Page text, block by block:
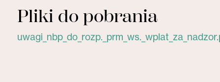
Pliki do pobrania